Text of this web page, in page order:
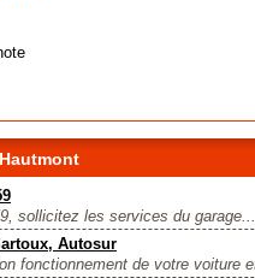
sollicitez les services du garage...
Autosur
fonctionnement de votre voiture